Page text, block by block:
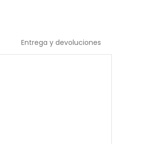
Entrega y devoluciones